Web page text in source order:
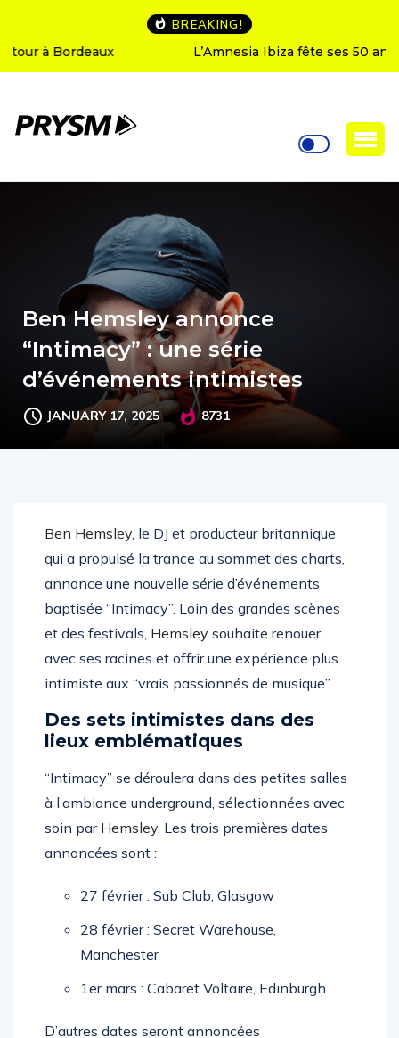
BREAKING!
L’Amnesia Ibiza fête ses 50 ans : le programme des
soirées d’ouverture
Ben Hemsley annonce
“Intimacy” : une série
d’événements intimistes
Ben Hemsley, le DJ et producteur britannique
qui a propulsé la trance au sommet des charts,
annonce une nouvelle série d’événements
baptisée “Intimacy”. Loin des grandes scènes
et des festivals,Hemsleysouhaite renouer
avec ses racines et offrir une expérience plus
Des sets intimistes dans des
“Intimacy” se déroulera dans des petites salles
à l’ambiance underground, sélectionnées avec
soin par Hemsley
28 février : Secret Warehouse,